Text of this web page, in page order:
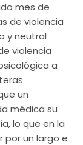
mes de
de violencia
y neutral
violencia
a
un
médica su
lo que en la
por un largo e